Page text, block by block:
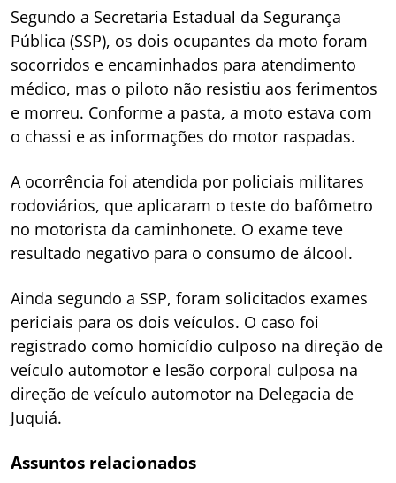
Segundo a Secretaria Estadual da Segurança
Pública (SSP), os dois ocupantes da moto foram
socorridos e encaminhados para atendimento
médico, mas o piloto não resistiu aos ferimentos
e morreu. Conforme a pasta, a moto estava com
o chassi e as informações do motor raspadas.
A ocorrência foi atendida por policiais militares
rodoviários, que aplicaram o teste do bafômetro
no motorista da caminhonete. O exame teve
resultado negativo para o consumo de álcool.
Ainda segundo a SSP, foram solicitados exames
periciais para os dois veículos. O caso foi
registrado como homicídio culposo na direção de
veículo automotor e lesão corporal culposa na
direção de veículo automotor na Delegacia de
Juquiá.
Assuntos relacionados